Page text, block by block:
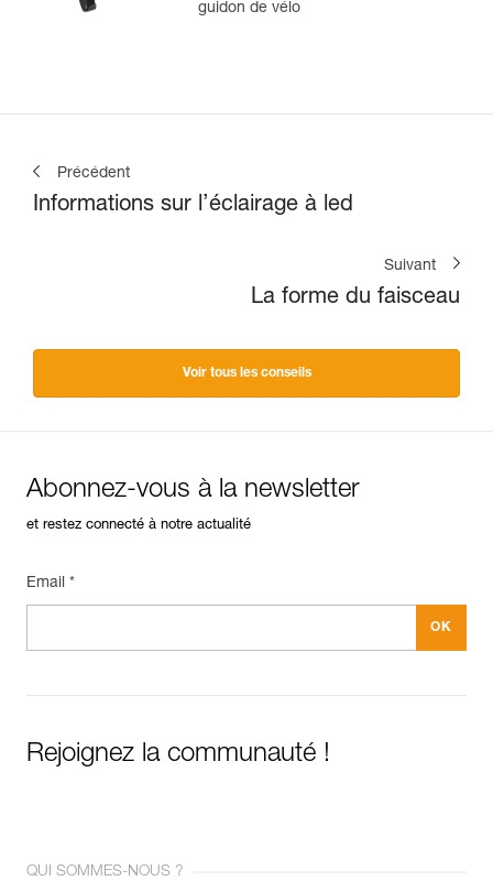
guidon de vélo
Précédent
Informations sur l’éclairage à led
Suivant
La forme du faisceau
Voir tous les conseils
Abonnez-vous à la newsletter
et restez connecté à notre actualité
Email *
Rejoignez la communauté !
QUI SOMMES-NOUS ?